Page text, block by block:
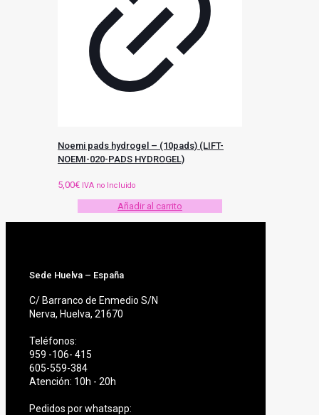
Noemi pads hydrogel – (10pads) (LIFT-
NOEMI-020-PADS HYDROGEL)
5,00€ IVA no Incluido
Añadir al carrito
Sede Huelva – España
C/ Barranco de Enmedio S/N
Nerva, Huelva, 21670
Teléfonos:
959 -106- 415
605-559-384
Atención: 10h - 20h
Pedidos por whatsapp: